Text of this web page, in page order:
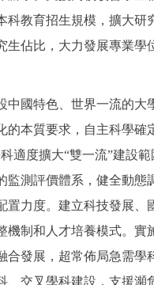
科教育招生規模，擴大研
生佔比，大力發展專業學
中國特色、世界一流的大
的本質要求，自主科學確
適度擴大“雙一流”建設
監測評價體系，健全動態
置力度。建立科技發展、
機制和人才培養模式。實
合發展，超常佈局急需學
、交叉學科建設，支援瀕